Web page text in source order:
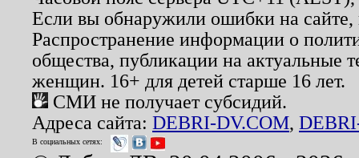
Если вы обнаружили ошибки на
Распространение информации о
общества, публикации на актуальные
женщин. 16+ для детей старше 16 лет.
СМИ не получает субсидий.
Адреса сайта: DEBRI-DV.COM,
В социальных сетях: